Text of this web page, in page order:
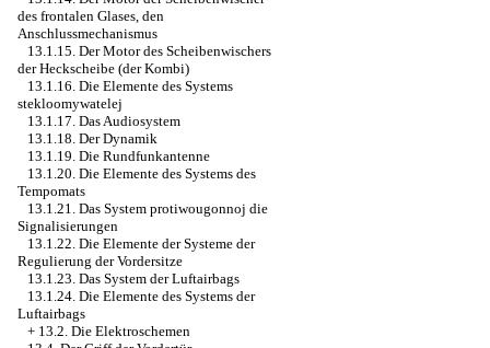
des frontalen Glases, den
Anschlussmechanismus
13.1.15. Der Motor des Scheibenwischers
der Heckscheibe (der Kombi)
13.1.16. Die Elemente des Systems
stekloomywatelej
13.1.17. Das Audiosystem
13.1.18. Der Dynamik
13.1.19. Die Rundfunkantenne
13.1.20. Die Elemente des Systems des
Tempomats
13.1.21. Das System protiwougonnoj die
Signalisierungen
13.1.22. Die Elemente der Systeme der
Regulierung der Vordersitze
13.1.23. Das System der Luftairbags
13.1.24. Die Elemente des Systems der
Luftairbags
+ 13.2. Die Elektroschemen